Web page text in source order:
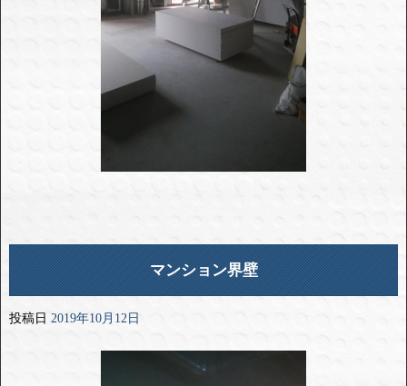
マンション界壁
投稿日 2019年10月12日